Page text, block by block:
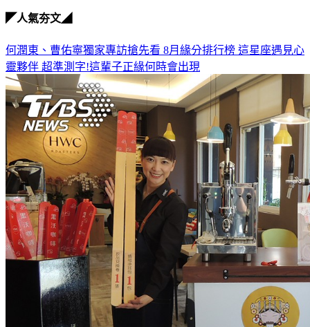
◤人氣夯文◢
何潤東、曹佑寧獨家專訪搶先看 8月緣分排行榜 這星座遇見心
靈夥伴 超準測字!這輩子正緣何時會出現